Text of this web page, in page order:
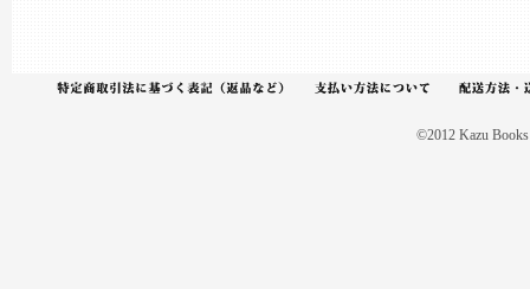
©2012 Kazu